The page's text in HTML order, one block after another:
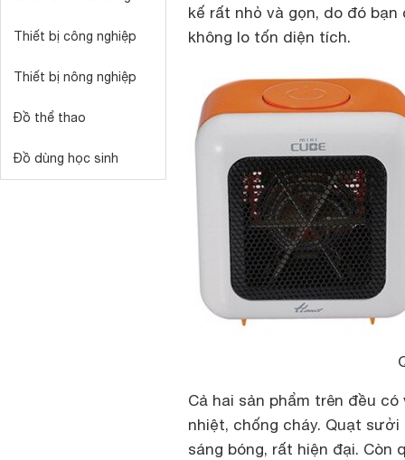
Thiết bị công nghiệp
Thiết bị nông nghiệp
Đồ thể thao
Đồ dùng học sinh
kế rất nhỏ và gọn, do đó
không lo tốn diện tích.
Cả hai sản phẩm trên đều
nhiệt, chống cháy. Quạt
sáng bóng, rất hiện đại. Còn